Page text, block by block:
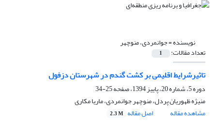
نویسنده =جوانمردی، منوچهر
تعداد مقالات: 1
تاثیرشرایط اقلیمی بر کشت گندم در شهرستان دزفول
دوره 5، شماره 20، پاییز 1394، صفحه
25-34
منیژه ظهوریان پردل، منوچهر جوانمردی، ماریا مکاری
مشاهده مقاله
اصل مقاله 2.3 M